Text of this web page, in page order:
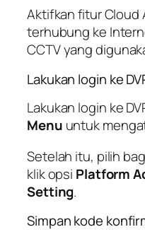
Aktifkan fitur Cloud
terhubung ke
CCTV yang
Lakukan login ke
Lakukan login ke
Menu untuk
Setelah itu, pilih
klik opsi Platform
Setting.
Simpan kode